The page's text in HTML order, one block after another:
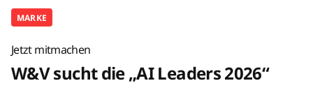
MARKE
Jetzt mitmachen
W&V sucht die „AI Leaders 2026“